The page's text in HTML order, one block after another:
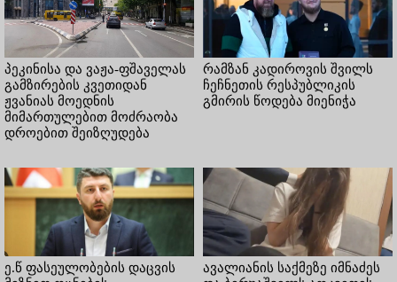
პეკინისა და ვაჟა-ფშაველას
გამზირების კვეთიდან
ჟვანიას მოედნის
მიმართულებით მოძრაობა
დროებით შეიზღუდება
რამზან კადიროვის შვილს
ჩეჩნეთის რესპუბლიკის
გმირის წოდება მიენიჭა
ე.წ ფასეულობების დაცვის
ავალიანის საქმეზე იმნაძეს